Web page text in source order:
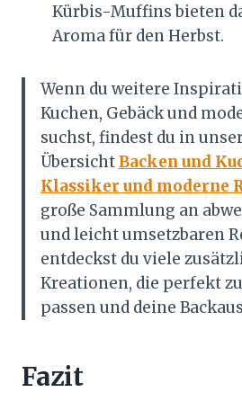
Kürbis-Muffins bieten
Aroma für den Herbst.
Wenn du weitere
Kuchen, Gebäck und
suchst, findest du in
ÜbersichtBacken und
Klassiker und moderne
große Sammlung an
und leicht umsetzbaren
entdeckst du viele
Kreationen, die perfekt
passen und deine
Fazit